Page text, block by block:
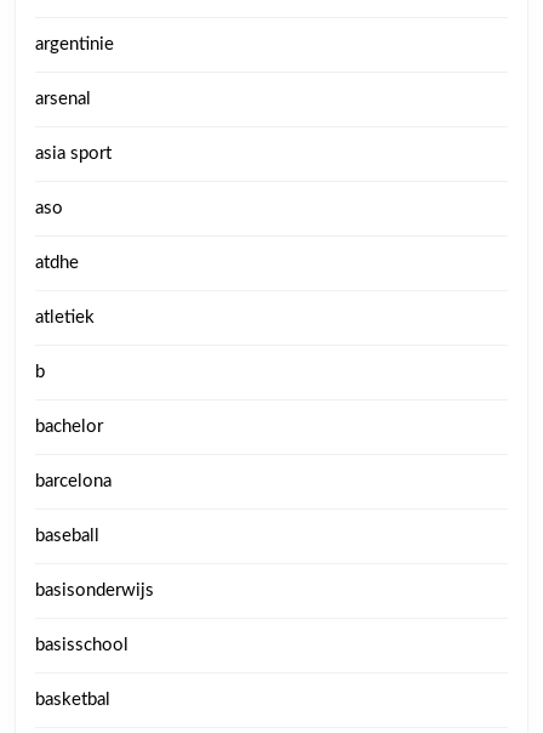
argentinie
arsenal
asia sport
aso
atdhe
atletiek
b
bachelor
barcelona
baseball
basisonderwijs
basisschool
basketbal